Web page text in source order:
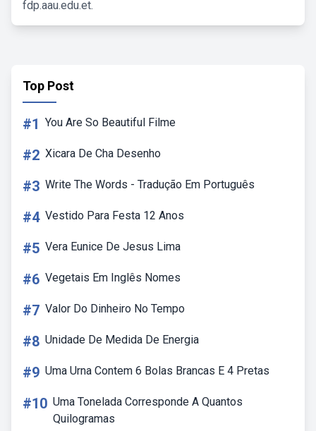
fdp.aau.edu.et.
Top Post
#1 You Are So Beautiful Filme
#2 Xicara De Cha Desenho
#3 Write The Words - Tradução Em Português
#4 Vestido Para Festa 12 Anos
#5 Vera Eunice De Jesus Lima
#6 Vegetais Em Inglês Nomes
#7 Valor Do Dinheiro No Tempo
#8 Unidade De Medida De Energia
#9 Uma Urna Contem 6 Bolas Brancas E 4 Pretas
#10 Uma Tonelada Corresponde A Quantos
Quilogramas